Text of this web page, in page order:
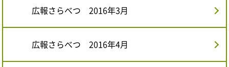
広報さらべつ 2016年3月
広報さらべつ 2016年4月